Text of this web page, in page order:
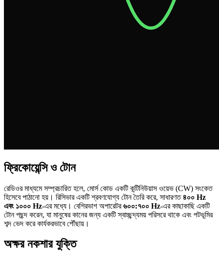
ফ্রিকোয়েন্সি ও টোন
রেডিওর মাধ্যমে সম্প্রচারিত হলে, মোর্স কোড একটি কন্টিনিউয়াস ওয়েভ (CW) সংকেত
হিসেবে পাঠানো হয়। রিসিভার একটি শ্রবণযোগ্য টোন তৈরি করে, সাধারণত ৪০০ Hz
এবং ১০০০ Hz-এর মধ্যে। বেশিরভাগ অপারেটর৬০০:৭০০ Hz-এর কাছাকাছি একটি
টোন পছন্দ করেন, যা মানুষের কানের জন্য একটি স্বাচ্ছন্দ্যময় পরিসরে থাকে এবং পটভূমির
শব্দ ভেদ করে কার্যকরভাবে পৌঁছায়।
অক্ষর নকশার যুক্তি